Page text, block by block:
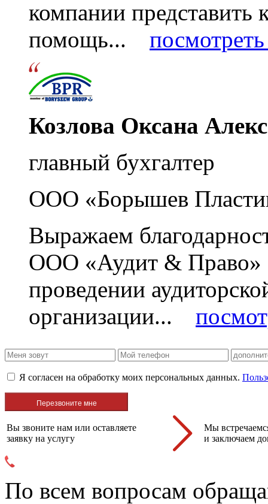
компании
помощь...
Козлова Оксана
главный бухгалтер
ООО «Борышев
Выражаем
ООО «Аудит & Право»
проведении
организации...
Я согласен на обработку моих персональных данных.
Вы звоните нам или оставляете
заявку на услугу
Мы
и заключаем
По всем вопросам